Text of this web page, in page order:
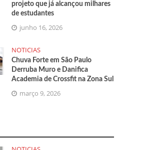
projeto que já alcançou milhares
de estudantes
junho 16, 2026
NOTICIAS
Chuva Forte em São Paulo
Derruba Muro e Danifica
Academia de Crossfit na Zona Sul
março 9, 2026